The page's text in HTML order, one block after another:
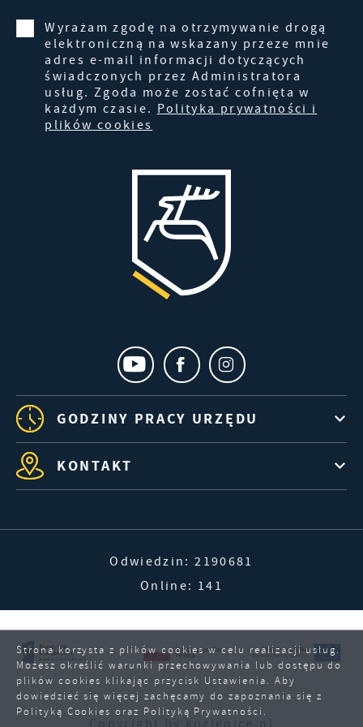
Wyrażam zgodę na otrzymywanie drogą
elektroniczną na wskazany przeze mnie
adres e-mail informacji dotyczących
świadczonych przez Administratora
usług. Zgoda może zostać cofnięta w
każdym czasie. Polityka prywatności i
plików cookies
GODZINY PRACY URZĘDU
KONTAKT
Odwiedzin: 2190681
Online: 141
Strona korzysta z plików cookies w celu realizacji usług.
Możesz określić warunki przechowywania lub dostępu do
plików cookies klikając przycisk Ustawienia. Aby
dowiedzieć się więcej zachęcamy do zapoznania się z
Polityką Cookies oraz Polityką Prywatności.
Treści promocyjne mogą pojawić się na stronach
podmiotów trzecich lub firm będących naszymi
partnerami oraz innych dostawców usług. Firmy te
działają w charakterze pośredników
prezentujących nasze treści w postaci wiadomości,
ofert, komunikatów mediów społecznościowych.